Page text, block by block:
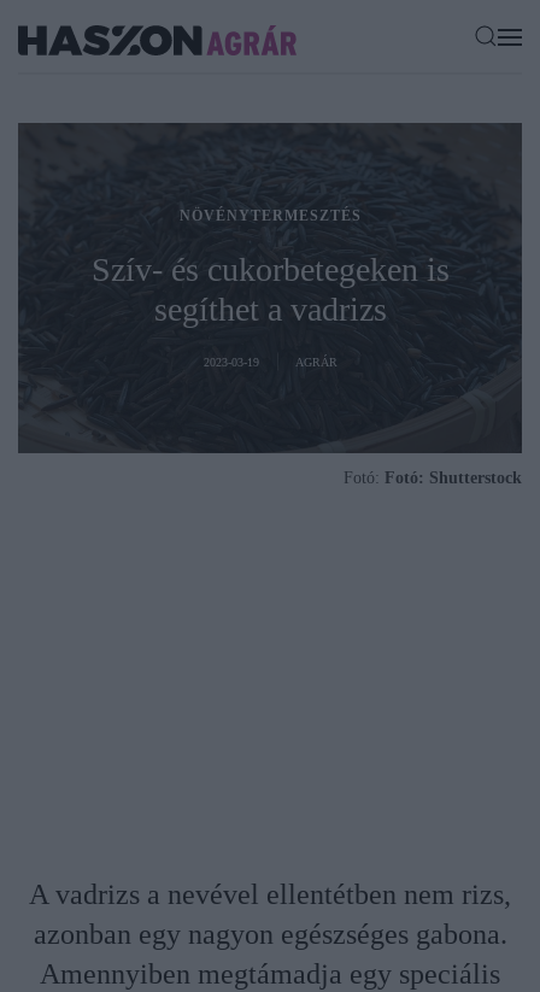
NÖVÉNYTERMESZTÉS
Szív- és cukorbetegeken is
segíthet a vadrizs
2023-03-19 AGRÁR
Fotó: Fotó: Shutterstock
A vadrizs a nevével ellentétben nem rizs,
azonban egy nagyon egészséges gabona.
Amennyiben megtámadja egy speciális